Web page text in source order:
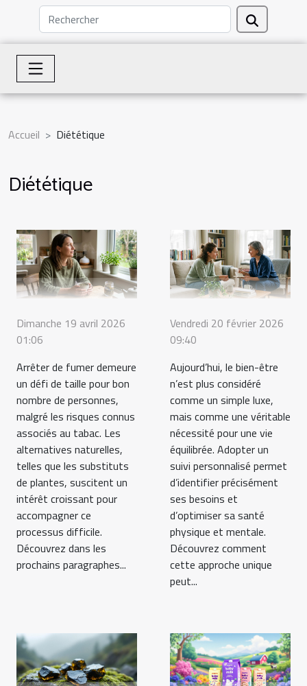
Accueil Diététique
Diététique
Dimanche 19 avril 2026
01:06
Arrêter de fumer demeure
un défi de taille pour bon
nombre de personnes,
malgré les risques connus
associés au tabac. Les
alternatives naturelles,
telles que les substituts
de plantes, suscitent un
intérêt croissant pour
accompagner ce
processus difficile.
Découvrez dans les
prochains paragraphes...
Vendredi 20 février 2026
09:40
Aujourd’hui, le bien-être
n’est plus considéré
comme un simple luxe,
mais comme une véritable
nécessité pour une vie
équilibrée. Adopter un
suivi personnalisé permet
d’identifier précisément
ses besoins et
d’optimiser sa santé
physique et mentale.
Découvrez comment
cette approche unique
peut...